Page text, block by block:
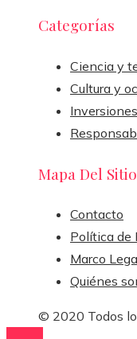
Categorías
Ciencia y
Cultura y
Mapa Del Sitio
Contacto
Política de
Marco
Quiénes
© 2020 Todos